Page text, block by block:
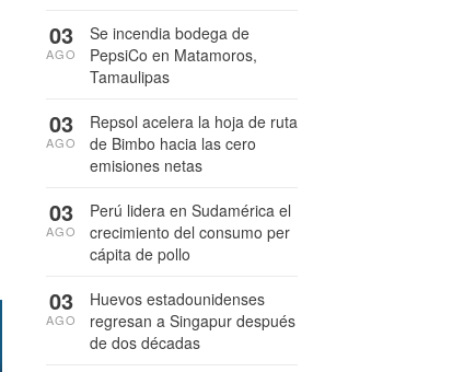
Se incendia bodega de
PepsiCo en Matamoros,
Tamaulipas
03
AGO
Repsol acelera la hoja de ruta
de Bimbo hacia las cero
emisiones netas
03
AGO
Perú lidera en Sudamérica el
crecimiento del consumo per
cápita de pollo
03
AGO
Huevos estadounidenses
regresan a Singapur después
de dos décadas
03
AGO